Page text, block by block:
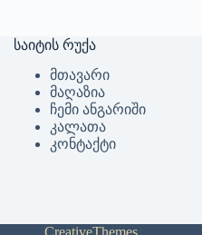
საიტის რუქა
მთავარი
მაღაზია
ჩემი ანგარიში
კალათა
კონტაქტი
CreativeThemes